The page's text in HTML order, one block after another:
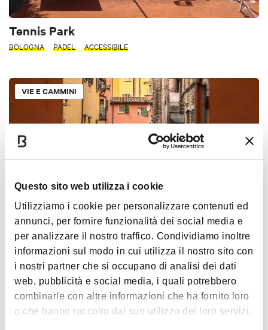
Questo sito web utilizza i cookie
Utilizziamo i cookie per personalizzare contenuti ed
annunci, per fornire funzionalità dei social media e
per analizzare il nostro traffico. Condividiamo inoltre
informazioni sul modo in cui utilizza il nostro sito con
i nostri partner che si occupano di analisi dei dati
web, pubblicità e social media, i quali potrebbero
combinarle con altre informazioni che ha fornito loro
o che hanno raccolto dal suo utilizzo dei loro servizi.
Tennis Park
BOLOGNA PADEL ACCESSIBILE
VIE E CAMMINI
Finestrella di Via Piella
BOLOGNA
LUOGHI DI SPORT E MOTORI